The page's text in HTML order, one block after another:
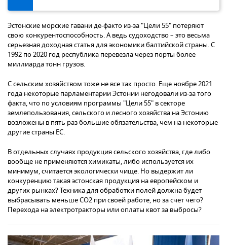
Эстонские морские гавани де-факто из-за "Цели 55" потеряют
свою конкурентоспособность. А ведь судоходство – это весьма
серьезная доходная статья для экономики балтийской страны. С
1992 по 2020 год республика перевезла через порты более
миллиарда тонн грузов.
С сельским хозяйством тоже не все так просто. Еще ноябре 2021
года некоторые парламентарии Эстонии негодовали из-за того
факта, что по условиям программы "Цели 55" в секторе
землепользования, сельского и лесного хозяйства на Эстонию
возложены в пять раз большие обязательства, чем на некоторые
другие страны ЕС.
В отдельных случаях продукция сельского хозяйства, где либо
вообще не применяются химикаты, либо используется их
минимум, считается экологически чище. Но выдержит ли
конкуренцию такая эстонская продукция на европейском и
других рынках? Техника для обработки полей должна будет
выбрасывать меньше СО2 при своей работе, но за счет чего?
Перехода на электротракторы или оплаты квот за выбросы?